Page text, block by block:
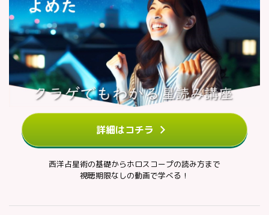
詳細はコチラ
西洋占星術の基礎からホロスコープの読み方まで
視聴期限なしの動画で学べる！